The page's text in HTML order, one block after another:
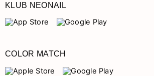
KLUB NEONAIL
COLOR MATCH